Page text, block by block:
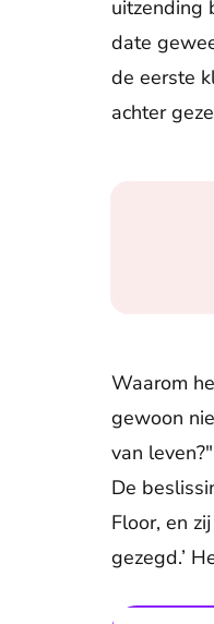
uitzending
date
de eerste
achter
Waarom
gewoon
van leven?"
De
Floor, en
gezegd.’